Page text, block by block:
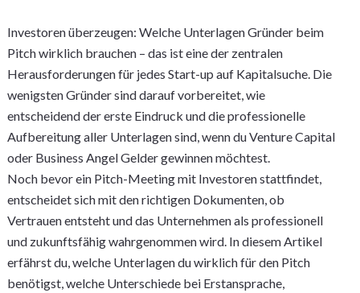
Investoren überzeugen: Welche Unterlagen Gründer beim
Pitch wirklich brauchen – das ist eine der zentralen
Herausforderungen für jedes Start-up auf Kapitalsuche. Die
wenigsten Gründer sind darauf vorbereitet, wie
entscheidend der erste Eindruck und die professionelle
Aufbereitung aller Unterlagen sind, wenn du Venture Capital
oder Business Angel Gelder gewinnen möchtest.
Noch bevor ein Pitch-Meeting mit Investoren stattfindet,
entscheidet sich mit den richtigen Dokumenten, ob
Vertrauen entsteht und das Unternehmen als professionell
und zukunftsfähig wahrgenommen wird. In diesem Artikel
erfährst du, welche Unterlagen du wirklich für den Pitch
benötigst, welche Unterschiede bei Erstansprache,